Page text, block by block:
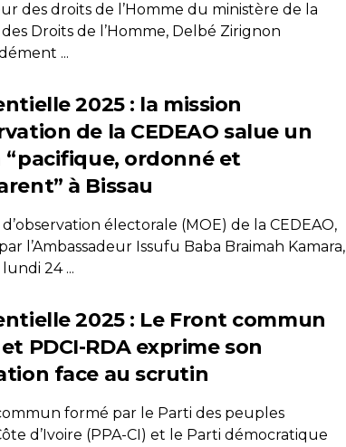
des droits de l’Homme du ministère de la
Droits de l’Homme, Delbé Zirignon
...
2025 : la mission
de la CEDEAO salue un
ordonné et
à Bissau
d’observation électorale (MOE) de la CEDEAO,
l’Ambassadeur Issufu Baba Braimah Kamara,
24 ...
2025 : Le Front commun
et PDCI-RDA exprime son
face au scrutin
formé par le Parti des peuples
d’Ivoire (PPA-CI) et le Parti démocratique